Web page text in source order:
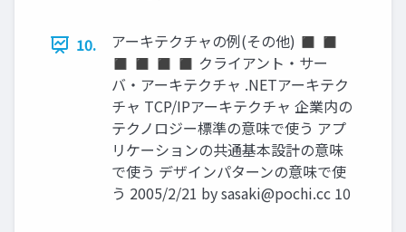
10.
アーキテクチャの例(その他) ◼ ◼
◼ ◼ ◼ ◼ クライアント・サー
バ・アーキテクチャ .NETアーキテク
チャ TCP/IPアーキテクチャ 企業内の
テクノロジー標準の意味で使う アプ
リケーションの共通基本設計の意味
で使う デザインパターンの意味で使
う 2005/2/21 bysasaki@pochi.cc 10